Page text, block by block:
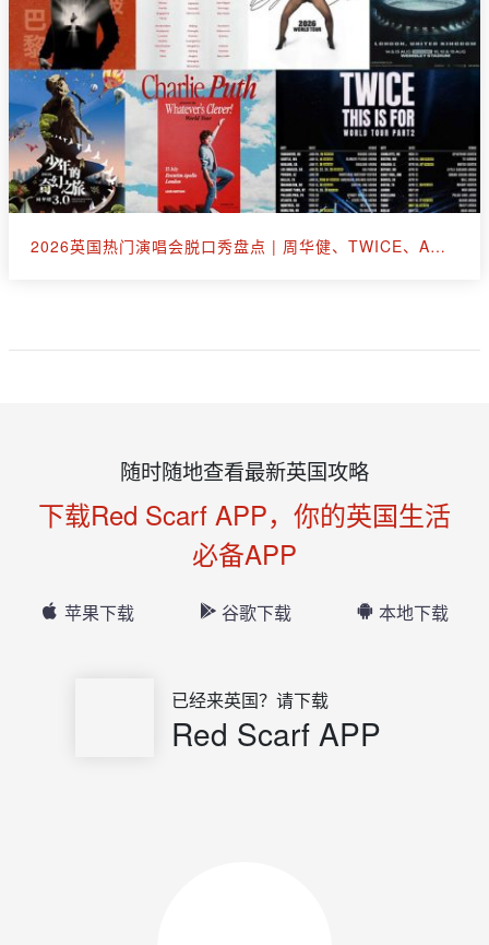
2026英国热门演唱会脱口秀盘点 | 周华健、TWICE、A妹、断眉、王嘉尔
随时随地查看最新英国攻略
下载Red Scarf APP，你的英国生活
必备APP
苹果下载 谷歌下载 本地下载
已经来英国？请下载
Red Scarf APP